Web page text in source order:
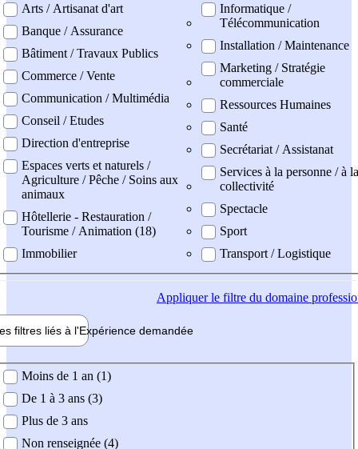
Arts / Artisanat d'art
Banque / Assurance
Bâtiment / Travaux Publics
Commerce / Vente
Communication / Multimédia
Conseil / Etudes
Direction d'entreprise
Espaces verts et naturels /
Agriculture / Pêche / Soins aux
animaux
Hôtellerie - Restauration /
Tourisme / Animation (18)
Immobilier
Informatique /
Télécommunication
Installation / Maintenance
Marketing / Stratégie
commerciale
Ressources Humaines
Santé
Secrétariat / Assistanat
Services à la personne / à la
collectivité
Spectacle
Sport
Transport / Logistique
Appliquerle filtre du domaine
filtres liés à l'Expérience demandée
demandée
Moins de 1 an (1)
De 1 à 3 ans (3)
Plus de 3 ans
Non renseignée (4)